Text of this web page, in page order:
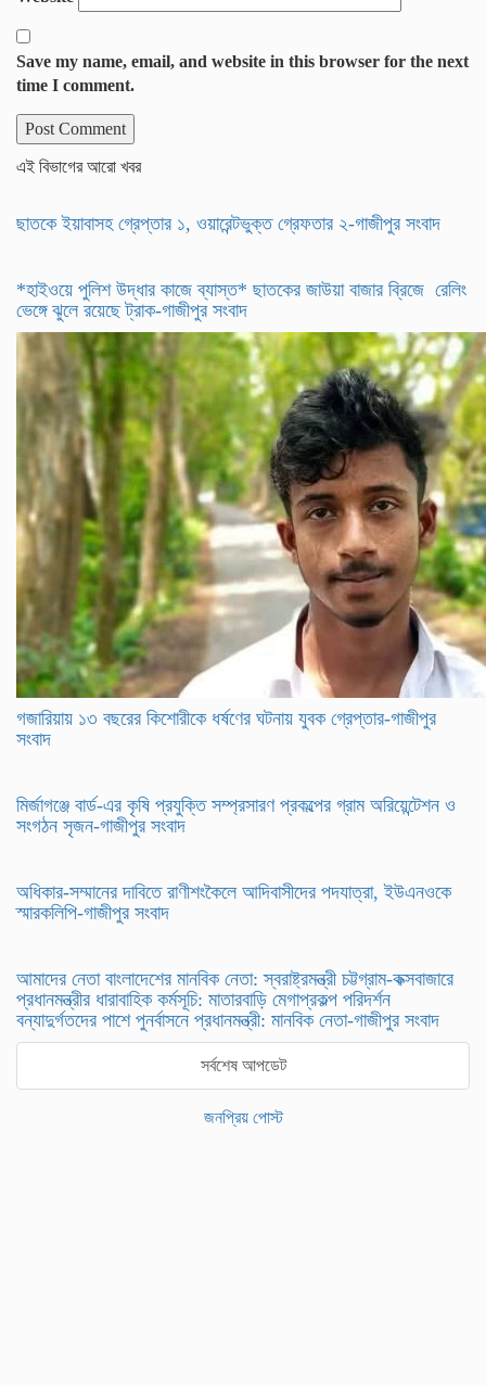
Save my name, email, and website in this browser for the next
time I comment.
এই বিভাগের আরো খবর
ছাতকে ইয়াবাসহ গ্রেপ্তার ১, ওয়ারেন্টভুক্ত গ্রেফতার ২-গাজীপুর সংবাদ
*হাইওয়ে পুলিশ উদ্ধার কাজে ব্যাস্ত* ছাতকের জাউয়া বাজার ব্রিজে রেলিং
ভেঙ্গে ঝুলে রয়েছে ট্রাক-গাজীপুর সংবাদ
গজারিয়ায় ১৩ বছরের কিশোরীকে ধর্ষণের ঘটনায় যুবক গ্রেপ্তার-গাজীপুর
সংবাদ
​মির্জাগঞ্জে বার্ড-এর কৃষি প্রযুক্তি সম্প্রসারণ প্রকল্পের গ্রাম অরিয়েন্টেশন ও
সংগঠন সৃজন-গাজীপুর সংবাদ
অধিকার-সম্মানের দাবিতে রাণীশংকৈলে আদিবাসীদের পদযাত্রা, ইউএনওকে
স্মারকলিপি-গাজীপুর সংবাদ
আমাদের নেতা বাংলাদেশের মানবিক নেতা: স্বরাষ্ট্রমন্ত্রী চট্টগ্রাম-কক্সবাজারে
প্রধানমন্ত্রীর ধারাবাহিক কর্মসূচি: মাতারবাড়ি মেগাপ্রকল্প পরিদর্শন
বন্যাদুর্গতদের পাশে পুনর্বাসনে প্রধানমন্ত্রী: মানবিক নেতা-গাজীপুর সংবাদ
সর্বশেষ আপডেট
জনপ্রিয় পোস্ট